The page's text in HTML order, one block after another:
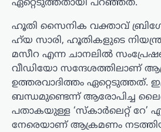
ഏ​റ്റെ​ടു​ത്ത​താ​യി പ​റ​ഞ്ഞ​ത്.
ഹൂതി സൈനിക വക്താവ്
ഹ്‌​യ സാ​രി, ഹൂതികളുടെ
മസീറ എന്ന ചാനലിൽ
വീഡിയോ സന്ദേശത്തിലാണ്
ഉത്തരവാദിത്തം ഏറ്റെടുത്തത്.
ബന്ധമുണ്ടെന്ന് ആരോപിച്ച
പതാകയുള്ള ‘സ്കാർലെറ്റ് റേ’
നേരെയാണ് ആക്രമണം